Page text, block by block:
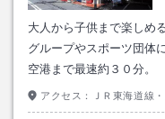
大人から子供まで楽しめ
グループやスポーツ団体
空港まで最速約３０分。
アクセス： ＪＲ東海道線